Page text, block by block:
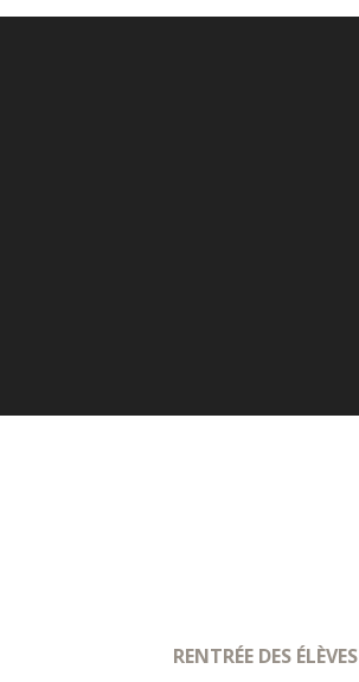
RENTRÉE DES ÉLÈVES